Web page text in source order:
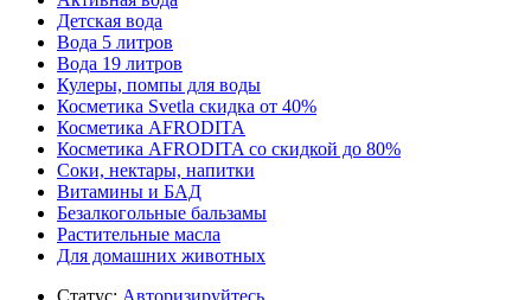
Детская вода
Вода 5 литров
Вода 19 литров
Кулеры, помпы для воды
Косметика Svetla скидка от 40%
Косметика AFRODITA
Косметика AFRODITA со скидкой до 80%
Соки, нектары, напитки
Витамины и БАД
Безалкогольные бальзамы
Растительные масла
Для домашних животных
Статус: Авторизируйтесь